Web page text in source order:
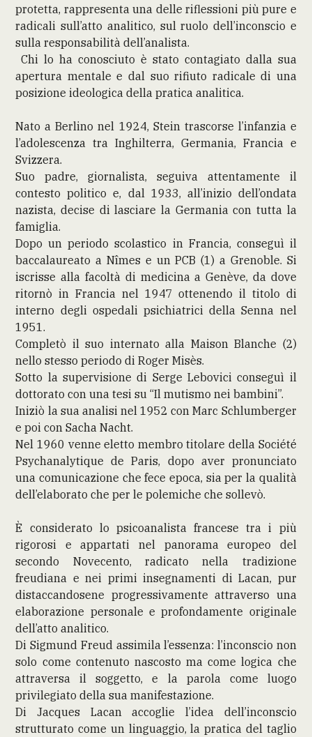
protetta, rappresenta una delle riflessioni più pure e
radicali sull’atto analitico, sul ruolo dell’inconscio e
sulla responsabilità dell’analista.
Chi lo ha conosciuto è stato contagiato dalla sua
apertura mentale e dal suo rifiuto radicale di una
posizione ideologica della pratica analitica.
Nato a Berlino nel 1924, Stein trascorse l’infanzia e
l’adolescenza tra Inghilterra, Germania, Francia e
Svizzera.
Suo padre, giornalista, seguiva attentamente il
contesto politico e, dal 1933, all’inizio dell’ondata
nazista, decise di lasciare la Germania con tutta la
famiglia.
Dopo un periodo scolastico in Francia, conseguì il
baccalaureato a Nîmes e un PCB (1) a Grenoble. Si
iscrisse alla facoltà di medicina a Genève, da dove
ritornò in Francia nel 1947 ottenendo il titolo di
interno degli ospedali psichiatrici della Senna nel
1951.
Completò il suo internato alla Maison Blanche (2)
nello stesso periodo di Roger Misès.
Sotto la supervisione di Serge Lebovici conseguì il
dottorato con una tesi su “Il mutismo nei bambini”.
Iniziò la sua analisi nel 1952 con Marc Schlumberger
e poi con Sacha Nacht.
Nel 1960 venne eletto membro titolare della Société
Psychanalytique de Paris, dopo aver pronunciato
una comunicazione che fece epoca, sia per la qualità
dell’elaborato che per le polemiche che sollevò.
È considerato lo psicoanalista francese tra i più
rigorosi e appartati nel panorama europeo del
secondo Novecento, radicato nella tradizione
freudiana e nei primi insegnamenti di Lacan, pur
distaccandosene progressivamente attraverso una
elaborazione personale e profondamente originale
dell’atto analitico.
Di Sigmund Freud assimila l’essenza: l’inconscio non
solo come contenuto nascosto ma come logica che
attraversa il soggetto, e la parola come luogo
privilegiato della sua manifestazione.
Di Jacques Lacan accoglie l’idea dell’inconscio
strutturato come un linguaggio, la pratica del taglio